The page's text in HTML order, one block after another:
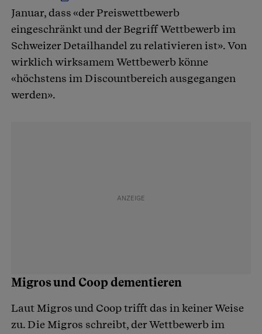
Januar, dass «der Preiswettbewerb
eingeschränkt und der Begriff Wettbewerb im
Schweizer Detailhandel zu relativieren ist». Von
wirklich wirksamem Wettbewerb könne
«höchstens im Discountbereich ausgegangen
werden».
Migros und Coop dementieren
Laut Migros und Coop trifft das in keiner Weise
zu. Die Migros schreibt, der Wettbewerb im